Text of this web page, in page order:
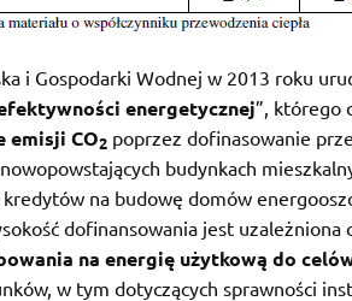
i Gospodarki Wodnej w 2013 roku
energetycznej”, którego
emisji CO2 poprzez dofinasowanie
budynkach
na budowę domów
dofinansowania jest uzależniona
na energię użytkową do
w tym dotyczących sprawności